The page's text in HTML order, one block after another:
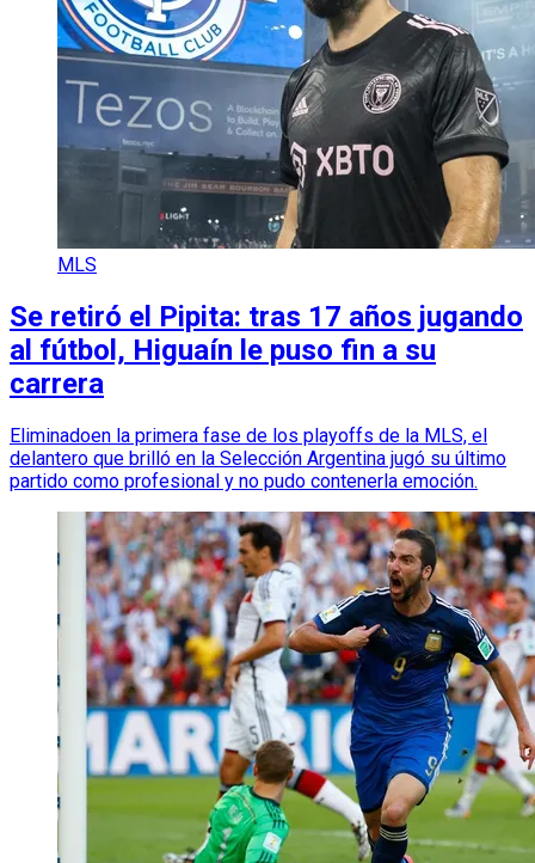
MLS
Se retiró el Pipita: tras 17 años jugando
al fútbol, Higuaín le puso fin a su
carrera
Eliminadoen la primera fase de los playoffs de la MLS, el
delantero que brilló en la Selección Argentina jugó su último
partido como profesional y no pudo contenerla emoción.